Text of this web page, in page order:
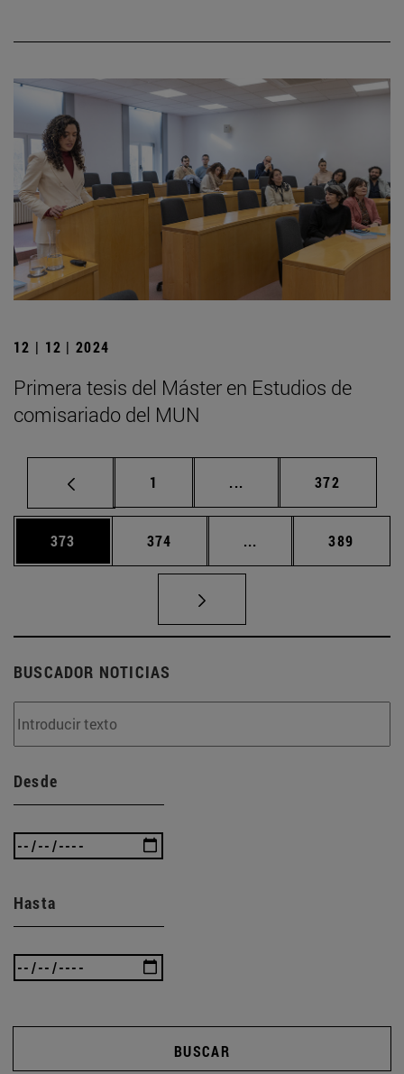
12 | 12 | 2024
Primera tesis del Máster en Estudios de
comisariado del MUN
Página
1 ... Páginas intermedias
Página
372
Página
373 Página
374 ... Páginas intermedias
Página
389
BUSCADOR NOTICIAS
Desde
Hasta
BUSCAR